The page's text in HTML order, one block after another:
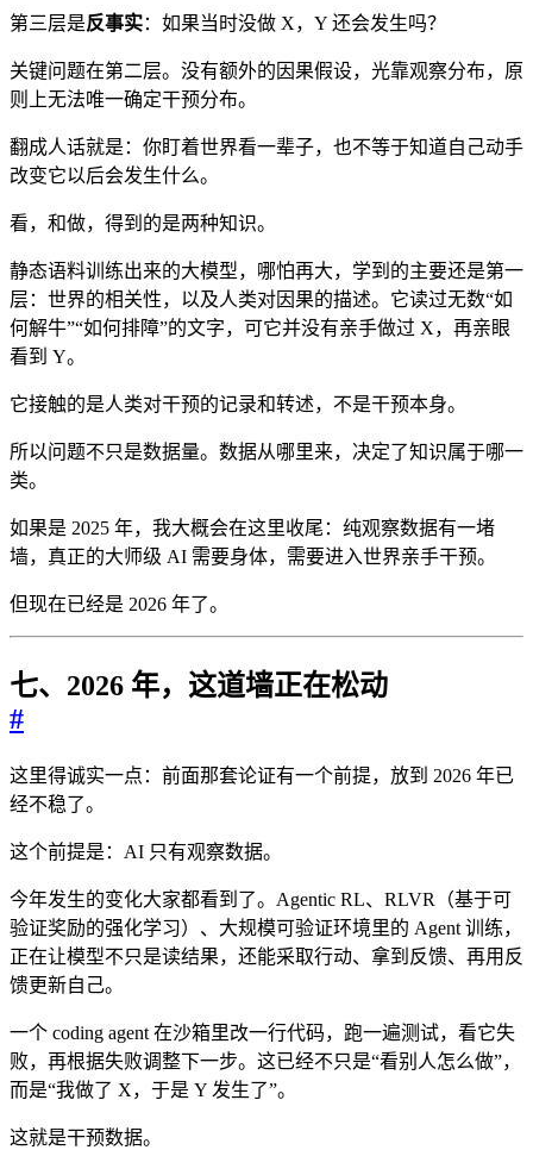
第三层是反事实：如果当时没做 X，Y 还会发生吗？
关键问题在第二层。没有额外的因果假设，光靠观察分布，原
则上无法唯一确定干预分布。
翻成人话就是：你盯着世界看一辈子，也不等于知道自己动手
改变它以后会发生什么。
看，和做，得到的是两种知识。
静态语料训练出来的大模型，哪怕再大，学到的主要还是第一
层：世界的相关性，以及人类对因果的描述。它读过无数“如
何解牛”“如何排障”的文字，可它并没有亲手做过 X，再亲眼
看到 Y。
它接触的是人类对干预的记录和转述，不是干预本身。
所以问题不只是数据量。数据从哪里来，决定了知识属于哪一
类。
如果是 2025 年，我大概会在这里收尾：纯观察数据有一堵
墙，真正的大师级 AI 需要身体，需要进入世界亲手干预。
但现在已经是 2026 年了。
七、2026 年，这道墙正在松动
#
这里得诚实一点：前面那套论证有一个前提，放到 2026 年已
经不稳了。
这个前提是：AI 只有观察数据。
今年发生的变化大家都看到了。Agentic RL、RLVR（基于可
验证奖励的强化学习）、大规模可验证环境里的 Agent 训练，
正在让模型不只是读结果，还能采取行动、拿到反馈、再用反
馈更新自己。
一个 coding agent 在沙箱里改一行代码，跑一遍测试，看它失
败，再根据失败调整下一步。这已经不只是“看别人怎么做”，
而是“我做了 X，于是 Y 发生了”。
这就是干预数据。